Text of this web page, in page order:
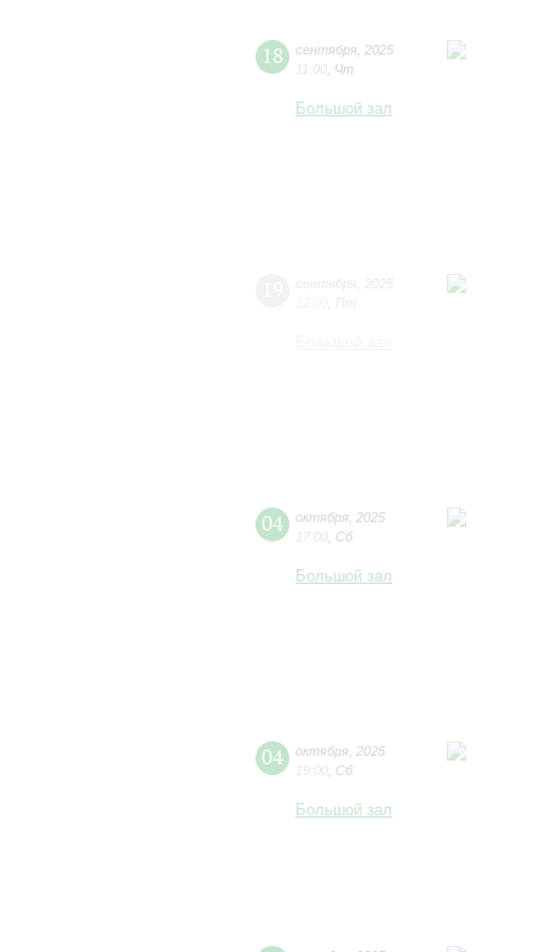
18 сентября 2025
11:00 Чт
Большой зал
04 октября 2025
17:00 Сб
Большой зал
04 октября 2025
19:00 Сб
Большой зал